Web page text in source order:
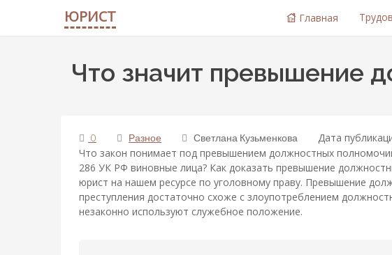
ЮРИСТ Главная
Что значит превышение
0 Разное Светлана Кузьменкова
Дата
Что закон понимает под превышением должностных
286 УК РФ виновные лица? Как доказать превышение
юрист на нашем ресурсе по уголовному праву. Превышение
преступления достаточно схоже с злоупотреблением
незаконно используют служебное положение.